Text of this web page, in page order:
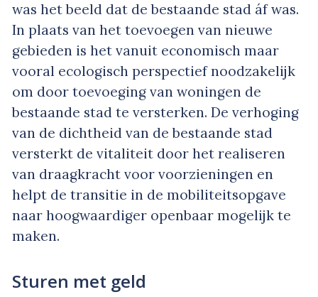
was het beeld dat de bestaande stad áf was.
In plaats van het toevoegen van nieuwe
gebieden is het vanuit economisch maar
vooral ecologisch perspectief noodzakelijk
om door toevoeging van woningen de
bestaande stad te versterken. De verhoging
van de dichtheid van de bestaande stad
versterkt de vitaliteit door het realiseren
van draagkracht voor voorzieningen en
helpt de transitie in de mobiliteitsopgave
naar hoogwaardiger openbaar mogelijk te
maken.
Sturen met geld